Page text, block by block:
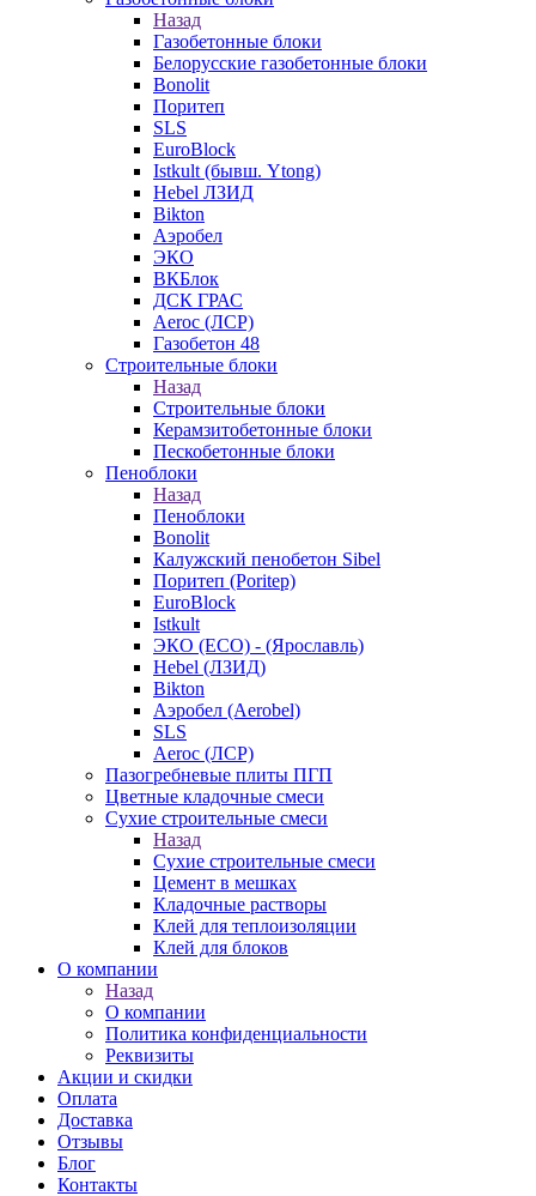
Назад
Газобетонные блоки
Белорусские газобетонные блоки
Bonolit
Поритеп
SLS
EuroBlock
Istkult (бывш. Ytong)
Hebel ЛЗИД
Bikton
Аэробел
ЭКО
ВКБлок
ДСК ГРАС
Aeroc (ЛСР)
Газобетон 48
Строительные блоки
Назад
Строительные блоки
Керамзитобетонные блоки
Пескобетонные блоки
Пеноблоки
Назад
Пеноблоки
Bonolit
Калужский пенобетон Sibel
Поритеп (Poritep)
EuroBlock
Istkult
ЭКО (ECO) - (Ярославль)
Hebel (ЛЗИД)
Bikton
Аэробел (Aerobel)
SLS
Aeroc (ЛСР)
Пазогребневые плиты ПГП
Цветные кладочные смеси
Сухие строительные смеси
Назад
Сухие строительные смеси
Цемент в мешках
Кладочные растворы
Клей для теплоизоляции
Клей для блоков
О компании
Назад
О компании
Политика конфиденциальности
Реквизиты
Акции и скидки
Оплата
Доставка
Отзывы
Блог
Контакты